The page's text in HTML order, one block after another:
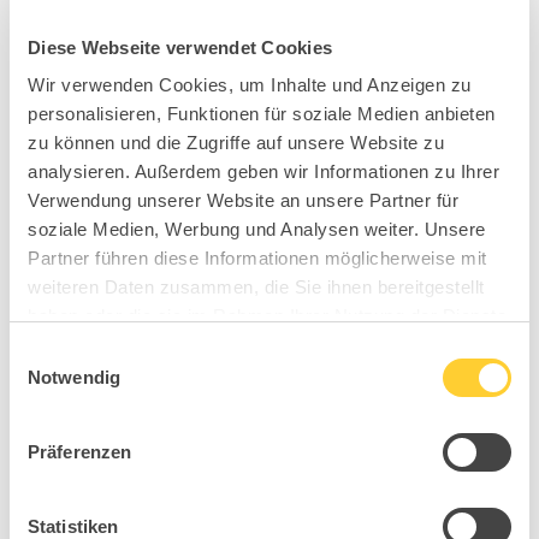
Diese Webseite verwendet Cookies
Wir verwenden Cookies, um Inhalte und Anzeigen zu
personalisieren, Funktionen für soziale Medien anbieten
zu können und die Zugriffe auf unsere Website zu
analysieren. Außerdem geben wir Informationen zu Ihrer
Verwendung unserer Website an unsere Partner für
soziale Medien, Werbung und Analysen weiter. Unsere
Partner führen diese Informationen möglicherweise mit
weiteren Daten zusammen, die Sie ihnen bereitgestellt
Notwendig
Präferenzen
Statistiken